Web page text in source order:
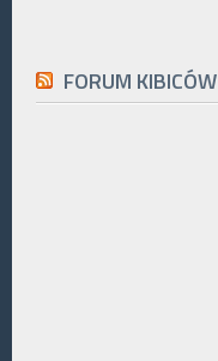
FORUM KIBICÓW